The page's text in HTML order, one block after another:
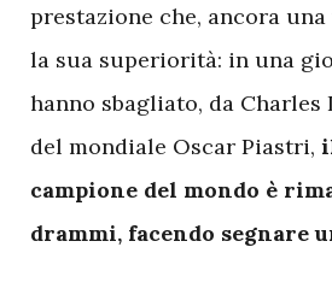
prestazione che, ancora
la sua superiorità: in una
hanno sbagliato, da
del mondiale Oscar Piastri,
campione del mondo è
drammi, facendo segnare